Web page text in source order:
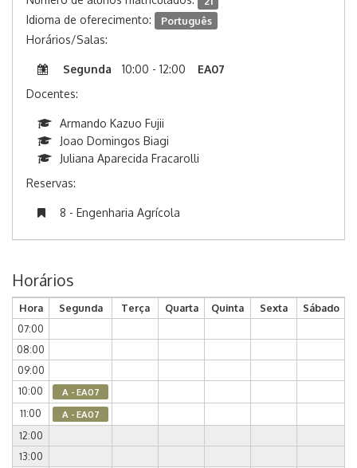
Idioma de oferecimento: Português
Horários/Salas:
Segunda 10:00 - 12:00
EA07
Docentes:
Armando Kazuo Fujii
Joao Domingos Biagi
Juliana Aparecida Fracarolli
Reservas:
8 - Engenharia Agrícola
Horários
Hora Segunda Terça Quarta Quinta Sexta
Sábado
07:00
08:00
09:00
10:00
A - EA07
11:00 A - EA07
12:00
13:00